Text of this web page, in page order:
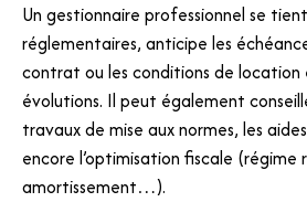
Un gestionnaire professionnel se
réglementaires, anticipe les
contrat ou les conditions de location
évolutions. Il peut également
travaux de mise aux normes, les
encore l’optimisation fiscale (régime
amortissement…).